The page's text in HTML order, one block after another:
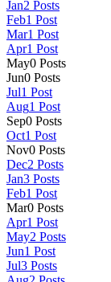
Jan2 Posts
Feb1 Post
Mar1 Post
Apr1 Post
May0 Posts
Jun0 Posts
Jul1 Post
Aug1 Post
Sep0 Posts
Oct1 Post
Nov0 Posts
Dec2 Posts
Jan3 Posts
Feb1 Post
Mar0 Posts
Apr1 Post
May2 Posts
Jun1 Post
Jul3 Posts